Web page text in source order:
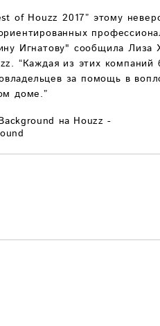
of Houzz 2017” этому
Игнатову" сообщила Лиза
“Каждая из этих компаний
за помощь в
доме.”
на Houzz -